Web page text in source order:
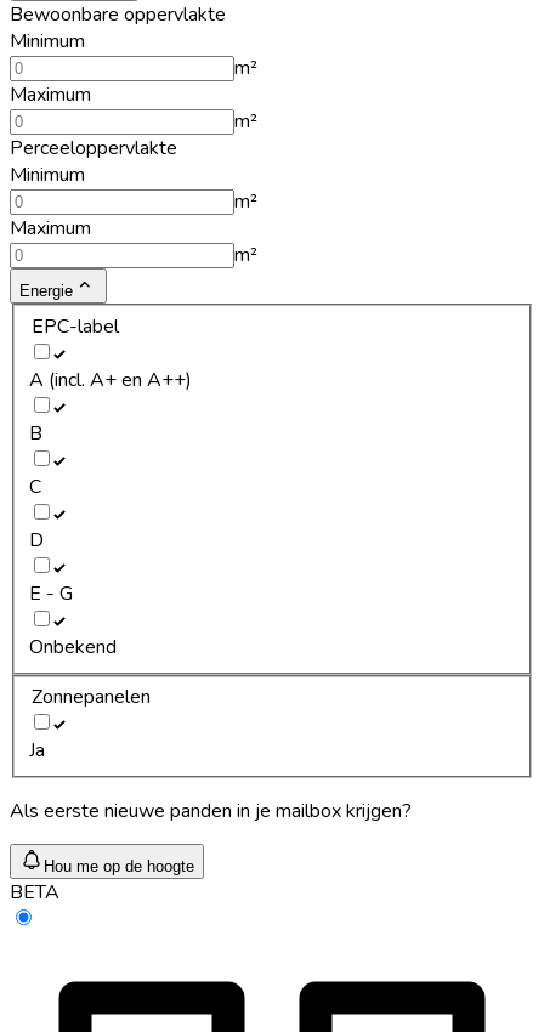
Bewoonbare oppervlakte
Minimum
m²
Maximum
m²
Perceeloppervlakte
Minimum
m²
Maximum
m²
Energie
EPC-label
A (incl. A+ en A++)
B
C
D
E - G
Onbekend
Zonnepanelen
Ja
Als eerste nieuwe panden in je mailbox krijgen?
Hou me op de hoogte
BETA